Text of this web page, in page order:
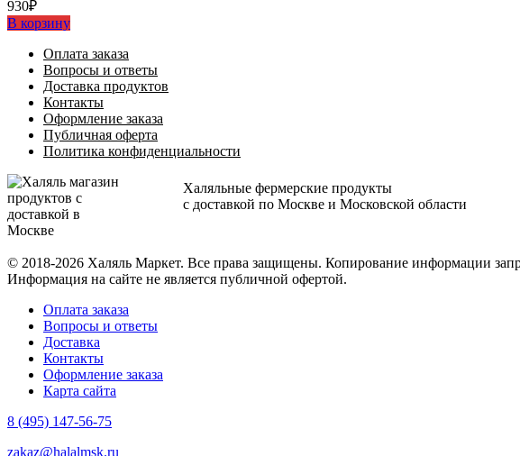
930₽
В корзину
Оплата заказа
Вопросы и ответы
Доставка продуктов
Контакты
Оформление заказа
Публичная оферта
Политика конфиденциальности
Халяльные фермерские продукты
с доставкой по Москве и Московской области
© 2018-2026 Халяль Маркет. Все права защищены. Копирование информации
Информация на сайте не является публичной офертой.
Оплата заказа
Вопросы и ответы
Доставка
Контакты
Оформление заказа
Карта сайта
8 (495) 147-56-75
zakaz@halalmsk.ru